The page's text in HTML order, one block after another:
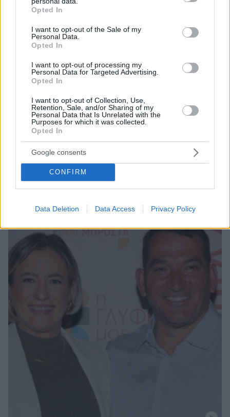
grant or deny consent to Google and its third-party tags to
use your data for below specified purposes in below Google
consent section.
Opted In
I want to opt-out of the Sale of my
Personal Data.
Opted In
I want to opt-out of processing my
Personal Data for Targeted Advertising.
Opted In
I want to opt-out of Collection, Use,
Retention, Sale, and/or Sharing of my
Personal Data that Is Unrelated with the
Purposes for which it was collected.
Opted In
Google consents
CONFIRM
Data Deletion Data Access Privacy Policy
«Λύγισε» ο Πύρρος Δήμας για την απώλεια της γυναίκας
του
18.02.2023, 15:31